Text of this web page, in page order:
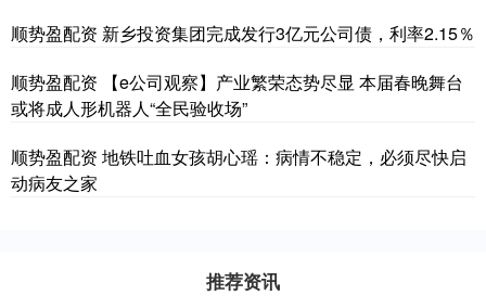
顺势盈配资 新乡投资集团完成发行3亿元公司债，利率2.15％
顺势盈配资 【e公司观察】产业繁荣态势尽显 本届春晚舞台
或将成人形机器人“全民验收场”
顺势盈配资 地铁吐血女孩胡心瑶：病情不稳定，必须尽快启
动病友之家
推荐资讯